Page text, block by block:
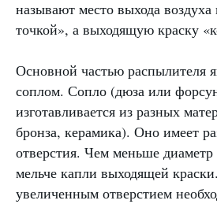
называют место выхода воздуха
точкой», а выходящую краску
Основной частью распылителя
соплом. Сопло (дюза или
изготавливается из разных
бронза, керамика). Оно имеет
отверстия. Чем меньше диаметр
мельче капли выходящей
увеличенным отверстием